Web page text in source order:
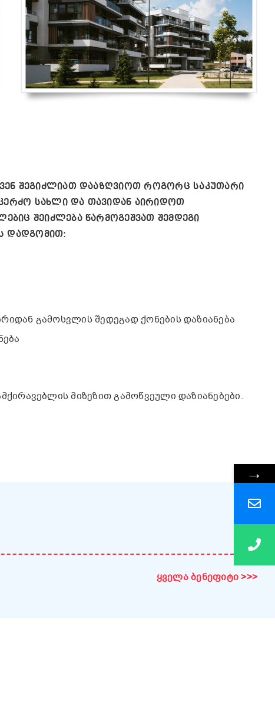
შეგიძლიათ დააზღვიოთ როგორც საკუთარი
კერძო სახლი და თავიდან აირიდოთ
შეიძლება წარმოგეშვათ შემდეგი
დადგომით:
გამოსვლის შედეგად ქონების დაზიანება
მიზეზით გამოწვეული დაზიანებები.
ყველა ბენეფიტი >>>
→